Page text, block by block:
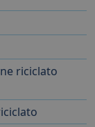
riciclato